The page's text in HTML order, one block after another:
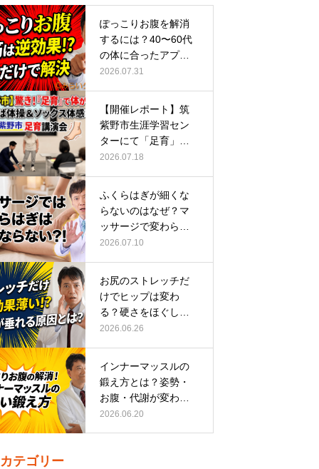
ぽっこりお腹を解消
するには？40〜60代
の体に合ったアプロ
ーチ
2026.07.31
【開催レポート】筑
紫野市生涯学習セン
ターにて「足育」講
演会に登壇し…
2026.07.18
ふくらはぎが細くな
らないのはなぜ？マ
ッサージで変わらな
い根本原因
2026.07.10
お尻のストレッチだ
けでヒップは変わ
る？硬さをほぐして
整える正しい方…
2026.06.26
インナーマッスルの
鍛え方とは？姿勢・
お腹・代謝が変わる
トレーニング…
2026.06.20
カテゴリー